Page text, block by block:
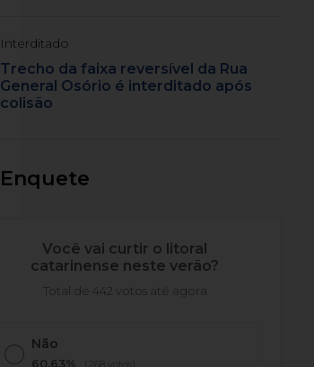
Interditado
Trecho da faixa reversível da Rua
General Osório é interditado após
colisão
Enquete
Você vai curtir o litoral
catarinense neste verão?
Total de 442 votos até agora
Não
60,63%